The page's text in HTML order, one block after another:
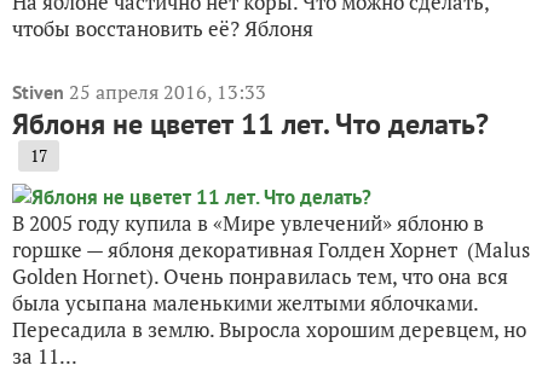
чтобы восстановить её? Яблоня
Stiven 25 апреля 2016, 13:33
Яблоня не цветет 11 лет. Что делать?
17
В 2005 году купила в «Мире увлечений» яблоню в
горшке — яблоня декоративная Голден Хорнет (Malus
Golden Hornet). Очень понравилась тем, что она вся
была усыпана маленькими желтыми яблочками.
Пересадила в землю. Выросла хорошим деревцем, но
за 11...